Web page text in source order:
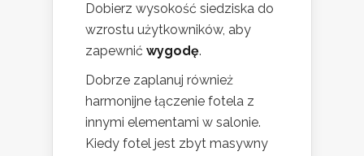
Dobierz wysokość siedziska do
wzrostu użytkowników, aby
zapewnić wygodę.
Dobrze zaplanuj również
harmonijne łączenie fotela z
innymi elementami w salonie.
Kiedy fotel jest zbyt masywny